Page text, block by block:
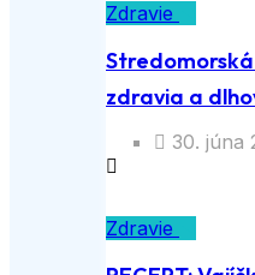
Zdravie
zdravia a
30. júna
Zdravie